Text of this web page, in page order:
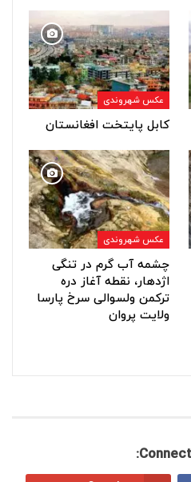
عکس شهروندی
کابل پایتخت افغانستان
عکس شهروندی
چشمه آب گرم در تنگی
اژدهار، نقطه آغاز دره
ترکمن ولسوالی سرخ پارسا
ولایت پروان